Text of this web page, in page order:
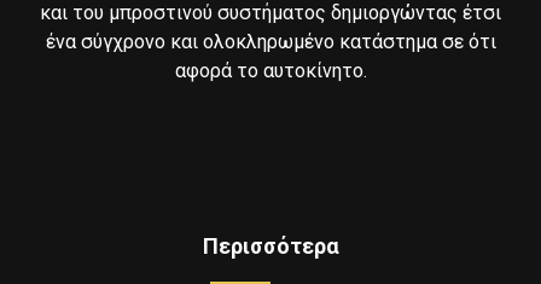
και του μπροστινού συστήματος δημιοργώντας έτσι
ένα σύγχρονο και ολοκληρωμένο κατάστημα σε ότι
αφορά το αυτοκίνητο.
Περισσότερα